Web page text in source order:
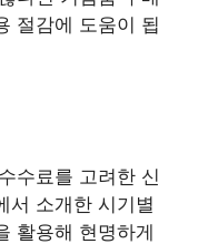
절감에 도움이 됩
수료를 고려한 신
서 소개한 시기별
활용해 현명하게